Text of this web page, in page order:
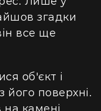
згадки
все ще
об'єкт і
його поверхні.